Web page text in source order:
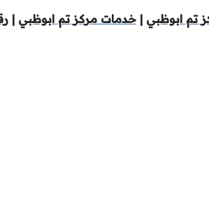
تم ابوظبي | خدمات مركز تم ابوظبي |